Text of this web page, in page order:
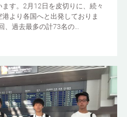
す。2月12日を皮切りに、続々
より各国へと出発しておりま
過去最多の計73名の...